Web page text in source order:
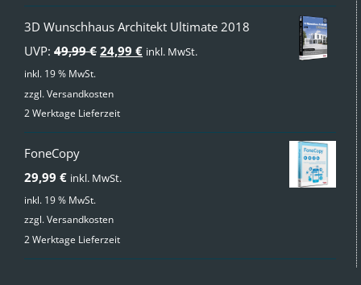
3D Wunschhaus Architekt Ultimate 2018
UVP: 49,99€ Ursprünglicher
war:
24,99 €Aktueller
inkl. MwSt.
inkl. 19 % MwSt.
zzgl.Versandkosten
2 Werktage Lieferzeit
FoneCopy
29,99 € inkl. MwSt.
inkl. 19 % MwSt.
zzgl.Versandkosten
2 Werktage Lieferzeit